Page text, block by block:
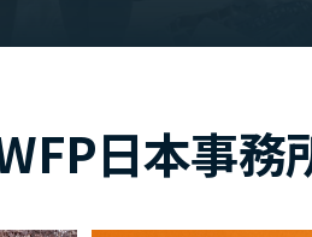
日本事務